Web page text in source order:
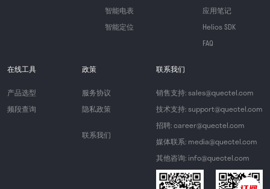
智能电表
智能定位
应用笔记
Helios SDK
FAQ
在线工具
产品选型
频段查询
政策
服务协议
隐私政策
联系我们
联系我们
销售支持: sales@quectel.com
技术支持: support@quectel.com
招聘: career@quectel.com
媒体联系: media@quectel.com
其他咨询: info@quectel.com